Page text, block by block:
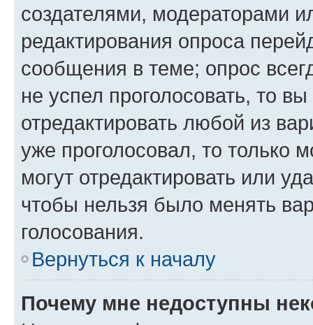
создателями, модераторами
редактирования опроса
сообщения в теме; опрос
не успел проголосовать, то
отредактировать любой из
уже проголосовал, то только
могут отредактировать или
чтобы нельзя было менять
голосования.
Вернуться к началу
Почему мне недоступны